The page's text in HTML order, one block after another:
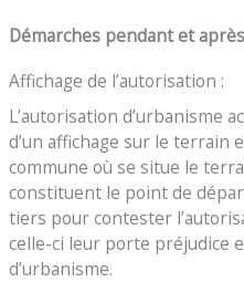
Démarches pendant et
Affichage de l’autorisation :
L’autorisation d’urbanisme
d’un affichage sur le terrain
commune où se situe le
constituent le point de
tiers pour contester
celle-ci leur porte préjudice
d’urbanisme.